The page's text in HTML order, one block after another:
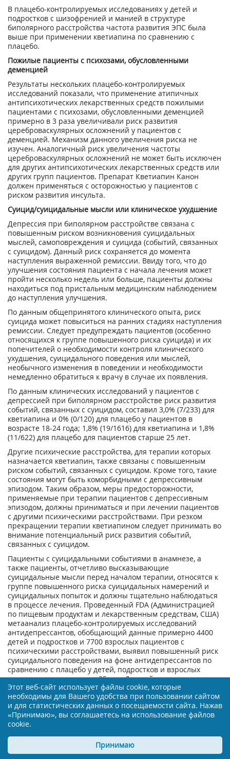
В плацебо-контролируемых исследованиях у детей и
подростков с шизофренией и манией в структуре
биполярного расстройства частота развития ЭПС была
выше при применении кветиапина по сравнению с
плацебо.
Пожилые пациенты с психозами, обусловленными
деменцией
Результаты нескольких плацебо-контролируемых
исследований показали, что применение атипичных
антипсихотических лекарственных средств пожилыми
пациентами с психозами, обусловленными деменцией
примерно в 3 раза увеличивали риск развития
цереброваскулярных осложнений у пациентов с
деменцией. Механизм данного увеличения риска не
изучен. Аналогичный риск увеличения частоты
цереброваскулярных осложнений не может быть исключен
для других антипсихотических лекарственных средств или
других групп пациентов. Препарат Кветиапин Канон
должен применяться с осторожностью у пациентов с
риском развития инсульта.
Суицид/суицидальные мысли или клиническое ухудшение
Депрессия при биполярном расстройстве связана с
повышенным риском возникновения суицидальных
мыслей, самоповреждения и суицида (событий, связанных
с суицидом). Данный риск сохраняется до момента
наступления выраженной ремиссии. Ввиду того, что до
улучшения состояния пациента с начала лечения может
пройти несколько недель или больше, пациенты должны
находиться под пристальным медицинским наблюдением
до наступления улучшения.
По данным общепринятого клинического опыта, риск
суицида может повыситься на ранних стадиях наступления
ремиссии. Следует предупреждать пациентов (особенно
относящихся к группе повышенного риска суицида) и их
попечителей о необходимости контроля клинического
ухудшения, суицидального поведения или мыслей,
необычного изменения в поведении и необходимости
немедленно обратиться к врачу в случае их появления.
По данным клинических исследований у пациентов с
депрессией при биполярном расстройстве риск развития
событий, связанных с суицидом, составил 3,0% (7/233) для
кветиапина и 0% (0/120) для плацебо у пациентов в
возрасте 18-24 года; 1,8% (19/1616) для кветиапина и 1,8%
(11/622) для плацебо для пациентов старше 25 лет.
Другие психические расстройства, для терапии которых
назначается кветиапин, также связаны с повышенным
риском событий, связанных с суицидом. Кроме того, такие
состояния могут быть коморбидными с депрессивным
эпизодом. Таким образом, меры предосторожности,
применяемые при терапии пациентов с депрессивным
эпизодом, должны приниматься и при лечении пациентов
с другими психическими расстройствами. При резком
прекращении терапии кветиапином следует принимать во
внимание потенциальный риск развития событий,
связанных с суицидом.
Пациенты с суицидальными событиями в анамнезе, а
также пациенты, отчетливо высказывающие
суицидальные мысли перед началом терапии, относятся к
группе повышенного риска суицидальных намерений и
суицидальных попыток и должны тщательно наблюдаться
в процессе лечения. Проведенный FDA (Администрацией
по пищевым продуктам и лекарственным средствам, США)
метаанализ плацебо-контролируемых исследований
антидепрессантов, обобщающий данные примерно 4400
детей и подростков и 7700 взрослых пациентов с
психическими расстройствами, выявил повышенный риск
суицидального поведения на фоне антидепрессантов по
сравнению с плацебо у детей, подростков и взрослых
пациентов в возрасте до 25 лет. Данный метаанализ не
включает исследования, где использовался кветиапин (см.
раздел "Фармакодинамика").
По данным кратковременных плацебо-контролируемых
исследований по всем показаниям и во всех возрастных
группах частота событий, связанных с суицидом, составила
0,8% как для кветиапина (76/9327), так и для плацебо
Этот веб-сайт использует файлы cookie, которые
необходимы для Вашего удобства при пользовании сайтом
и для статистических данных о посещаемости сайта. Нажав
«Принимаю», вы соглашаетесь на использование файлов
cookie.
Принимаю